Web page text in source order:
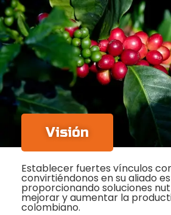
Visión
Establecer fuertes vínculos
convirtiéndonos en su aliado
proporcionando soluciones
mejorar y aumentar la
colombiano.